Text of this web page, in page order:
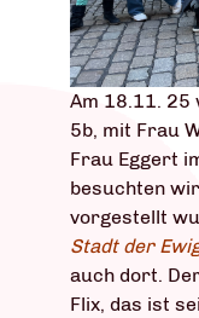
Am 18.11. 25
5b, mit Frau
Frau Eggert
besuchten
vorgestellt
Stadt der
auch dort.
Flix, das ist